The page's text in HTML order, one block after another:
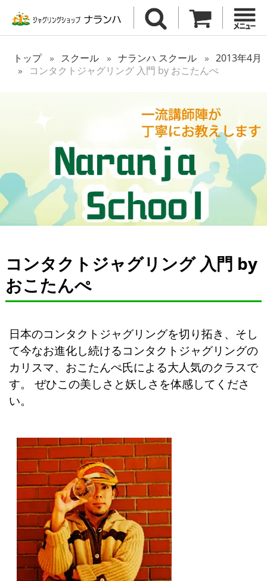
トップ スクール ナランハ スクール
2013年4月
コンタクトジャグリング 入門 by おこたんぺ
コンタクトジャグリング 入門 by
おこたんぺ
日本のコンタクトジャグリングを切り拓き、そし
て今なお進化し続けるコンタクトジャグリングの
カリスマ、おこたんぺ氏による大人気のクラスで
す。 ぜひこの美しさと妖しさを体感してくださ
い。